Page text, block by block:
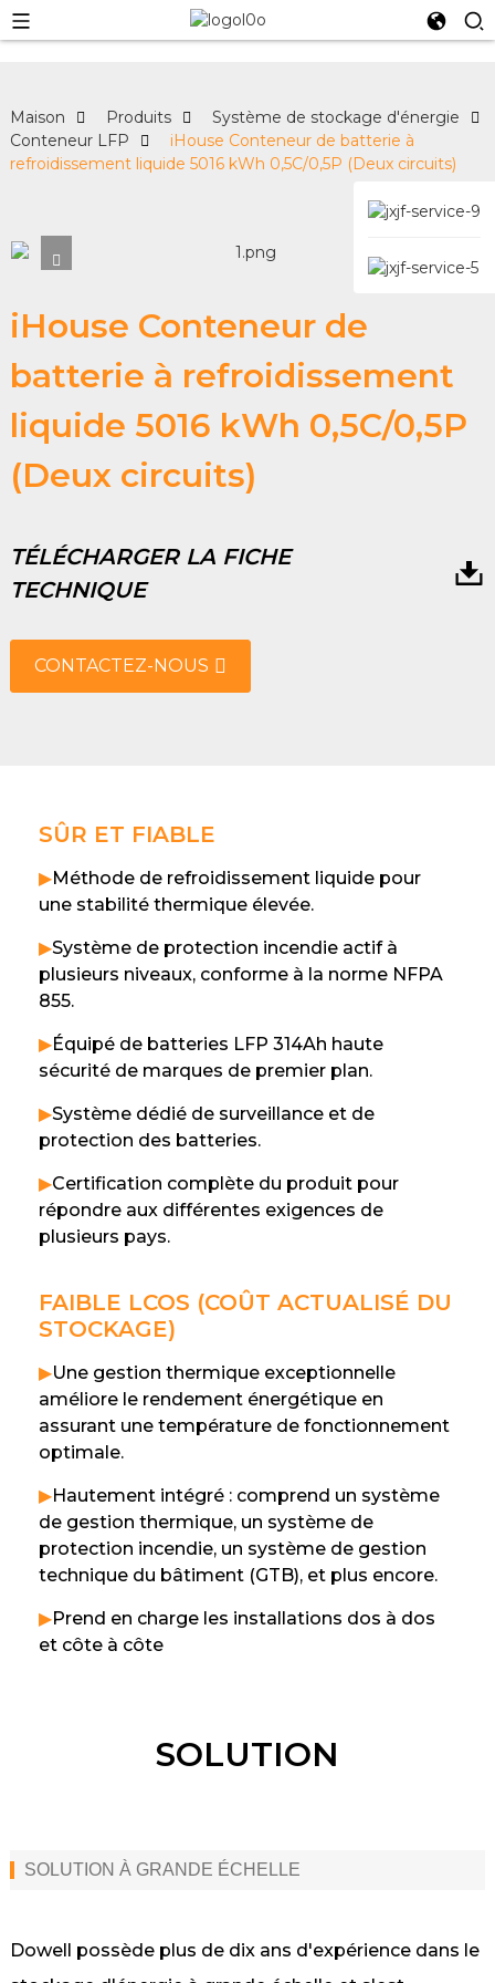
Maison Produits
Système de stockage d'énergie
Conteneur LFP
iHouse Conteneur de batterie à
refroidissement liquide 5016 kWh 0,5C/0,5P (Deux circuits)
iHouse Conteneur de
batterie à refroidissement
liquide 5016 kWh 0,5C/0,5P
(Deux circuits)
TÉLÉCHARGER LA FICHE
TECHNIQUE
CONTACTEZ-NOUS
SÛR ET FIABLE
▶Méthode de refroidissement liquide pour
une stabilité thermique élevée.
▶Système de protection incendie actif à
plusieurs niveaux, conforme à la norme NFPA
855.
▶Équipé de batteries LFP 314Ah haute
sécurité de marques de premier plan.
▶Système dédié de surveillance et de
protection des batteries.
▶Certification complète du produit pour
répondre aux différentes exigences de
plusieurs pays.
FAIBLE LCOS (COÛT ACTUALISÉ DU
STOCKAGE)
▶Une gestion thermique exceptionnelle
améliore le rendement énergétique en
assurant une température de fonctionnement
optimale.
▶Hautement intégré : comprend un système
de gestion thermique, un système de
protection incendie, un système de gestion
technique du bâtiment (GTB), et plus encore.
▶Prend en charge les installations dos à dos
et côte à côte
SOLUTION
SOLUTION À GRANDE ÉCHELLE
Dowell possède plus de dix ans d'expérience dans le